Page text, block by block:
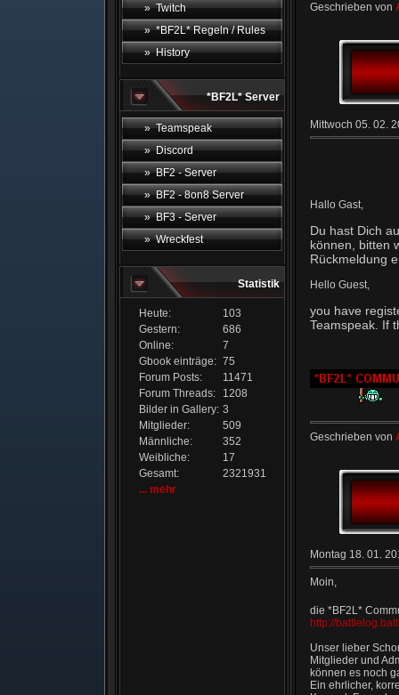
» Twitch
» *BF2L* Regeln / Rules
» History
*BF2L* Server
» Teamspeak
» Discord
» BF2 - Server
» BF2 - 8on8 Server
» BF3 - Server
» Wreckfest
Statistik
Heute:
103
Gestern:
686
Online:
7
Gbook einträge: 75
Forum Posts:
11471
Forum Threads:
1208
Bilder in Gallery: 3
Mitglieder:
509
Männliche:
352
Weibliche:
17
Gesamt:
2321931
... mehr
Geschrieben von
Mittwoch 05. 02.
Hallo Gast,
Du hast Dich
können, bitten
Rückmeldung
Hello Guest,
you have
Teamspeak. If
Geschrieben von
Montag 18. 01.
Moin,
die *BF2L*
http://
Unser lieber
Mitglieder und
können es noch
Ein ehrlicher,